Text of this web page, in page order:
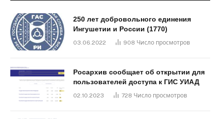
250 лет добровольного единения
Ингушетии и России (1770)
03.06.2022 908 Число просмотров
Росархив сообщает об открытии для
пользователей доступа к ГИС УИАД
02.10.2023 728 Число просмотров